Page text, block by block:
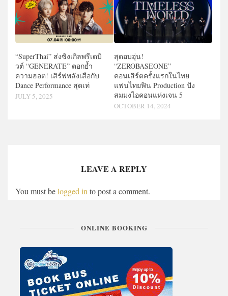
“SuperThai” ส่งซิงเกิลพรีเดบิ
วต์ “GENERATE” ตอกย้ำ
ความฮอต! เสิร์ฟพลังเสือกับ
Dance Performance สุดเท่
JULY 5, 2025
สุดอบอุ่น!
“ZEROBASEONE”
คอนเสิร์ตครั้งแรกในไทย
แฟนไทยฟิน Production ปัง
สมมงไอคอนแห่งเจน 5
OCTOBER 14, 2024
LEAVE A REPLY
You must belogged into post a comment.
ONLINE BOOKING